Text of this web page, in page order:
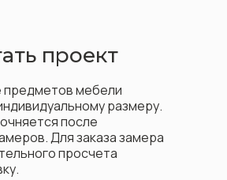
проект
предметов мебели
размеру.
после
Для заказа замера
просчета